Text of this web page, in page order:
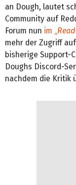
an Dough, lautet
Community auf
Forum nun im „
mehr der Zugriff
bisherige Support-
Doughs Discord-
nachdem die Kritik